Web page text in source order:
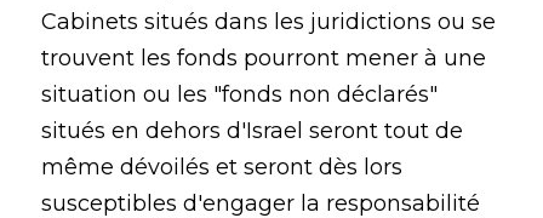
Cabinets situés dans les juridictions ou se
trouvent les fonds pourront mener à une
situation ou les "fonds non déclarés"
situés en dehors d'Israel seront tout de
même dévoilés et seront dès lors
susceptibles d'engager la responsabilité